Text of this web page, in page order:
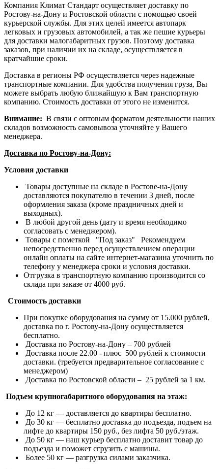
Компания Климат Стандарт осуществляет доставку по
Ростову-на-Дону и Ростовской области с помощью своей
курьерской службы. Для этих целей имеется автопарк
легковых и грузовых автомобилей, а так же пешие курьеры
для доставки малогабаритных грузов. Поэтому доставка
заказов, при наличии их на складе, осуществляется в
кратчайшие сроки.
Доставка в регионы РФ осуществляется через надежные
транспортные компании. Для удобства получения груза, Вы
можете выбрать любую ближайшую к Вам транспортную
компанию. Стоимость доставки от этого не изменится.
Внимание: В связи с оптовым форматом деятельности наших
складов возможность самовывоза уточняйте у Вашего
менеджера.
Доставка по Ростову-на-Дону:
Условия доставки
Товары доступные на складе в Ростове-на-Дону
доставляются покупателю в течении 3 дней, после
оформления заказа (кроме праздничных дней и
выходных).
В любой другой день (дату и время необходимо
согласовать с менеджером).
Товары с пометкой "Под заказ" Рекомендуем
непосредственно перед осуществлением операции
онлайн оплаты на сайте интернет-магазина уточнить по
телефону у менеджера сроки и условия доставки.
Отгрузка в транспортную компанию производится со
склада при заказе от 4000 руб.
Стоимость доставки
При покупке оборудования на сумму от 15.000 рублей,
доставка по г. Ростову-на-Дону осуществляется
бесплатно.
Доставка по Ростову-на-Дону – 700 рублей
Доставка после 22.00 - плюс 500 рублей к стоимости
доставки. (требуется предварительное согласование с
менеджером)
Доставка по Ростовской области – 25 рублей за 1 км.
Подъем крупногабаритного оборудования на этаж:
До 12 кг — доставляется до квартиры бесплатно.
До 30 кг — бесплатно доставка до подъезда, подъем на
лифте до квартиры 150 руб., без лифта 50 руб./этаж.
До 50 кг — наш курьер бесплатно доставит товар до
подъезда и поможет сгрузить с машины.
Более 50 кг — разгрузка силами заказчика.